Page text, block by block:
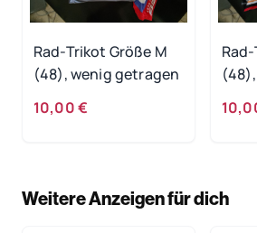
Rad-Trikot Größe M
(48), wenig getragen
10,00 €
Weitere Anzeigen für dich